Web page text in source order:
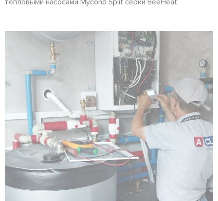
тепловыми насосами Mycond Split серии BeeHeat